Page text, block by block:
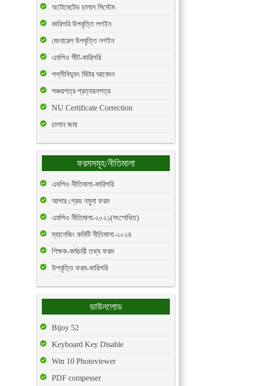
অটোমেটেড চালান সিস্টেম
কারিগরি উপবৃত্তি লগইন
জেনারেল উপবৃত্তি লগইন
এমপিও সীট-কারিগরি
পল্লীবিদ্যুৎ মিটার আবেদন
সঞ্চয়পত্র প্রত্যয়নপত্র
NU Certificate Correction
চালান জমা
ফরমসমূহ/নীতিমালা
এমপিও নীতিমালা-কারিগরি
আপার গ্রেড নমুনা ফরম
এমপিও নীতিমালা-২০২১(সংশোধিত)
ম্যানেজিং কমিটি নীতিমালা-২০২৪
শিক্ষক-কর্মচারী তথ্য ফরম
উপবৃত্তি ফরম-কারিগরি
ডাউনলোড
Bijoy 52
Keyboard Key Disable
Win 10 Photoviewer
PDF compesser